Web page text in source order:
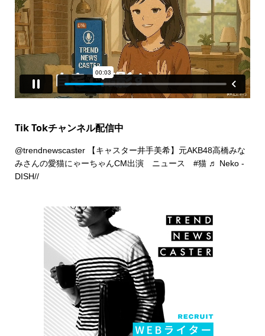
Tik Tokチャンネル配信中
@trendnewscaster【キャスター井手美希】元AKB48高橋みな
みさんの愛猫にゃーちゃんCM出演 ニュース #猫 ♬ Neko -
DISH//